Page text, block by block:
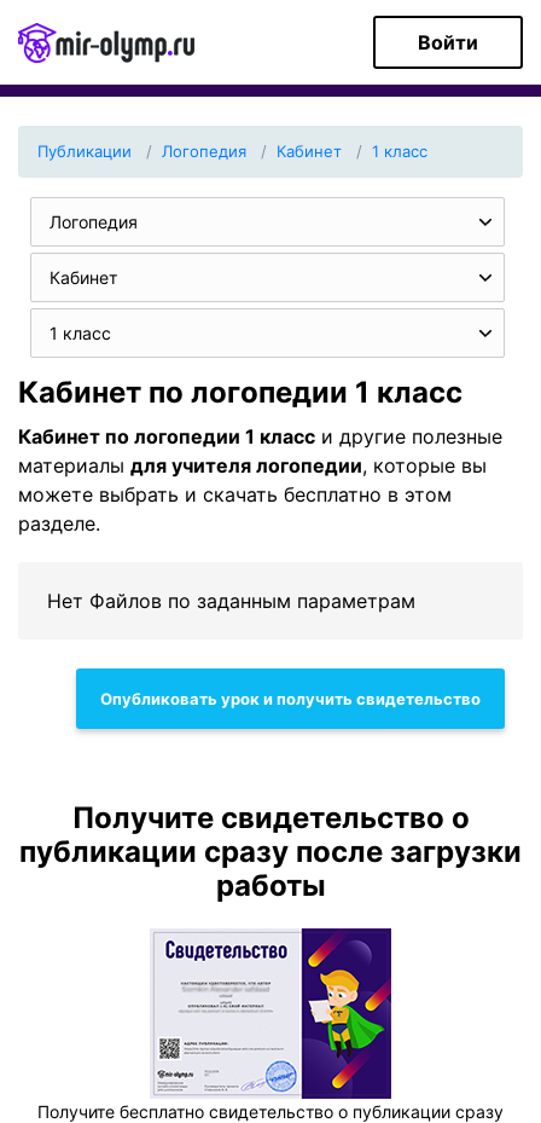
Войти
Публикации Логопедия Кабинет 1 класс
Логопедия
Кабинет
1 класс
Кабинет по логопедии 1 класс
Кабинет по логопедии 1 класс и другие полезные
материалы для учителя логопедии, которые вы
можете выбрать и скачать бесплатно в этом
разделе.
Нет Файлов по заданным параметрам
Опубликовать урок и получить свидетельство
Получите свидетельство о
публикации сразу после загрузки
работы
Получите бесплатно свидетельство о публикации сразу